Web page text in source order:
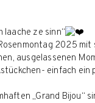
laache ze sinn“
2025 mit
ausgelassenen
einfach ein
„Grand Bijou“